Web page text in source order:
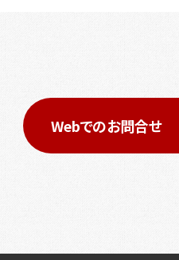
Webでのお問合せ